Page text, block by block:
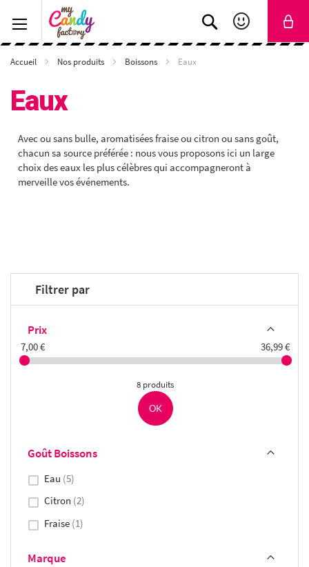
Rechercher
Accueil Nos produits Boissons Eaux
Eaux
Avec ou sans bulle, aromatisées fraise ou citron ou sans goût,
chacun sa source préférée : nous vous proposons ici un large
choix des eaux les plus célèbres qui accompagneront à
merveille vos événements.
Filtrer par
Prix
7,00 € 36,99 €
8 produits
OK
Goût Boissons
Eau 5
Citron 2
Fraise 1
Marque